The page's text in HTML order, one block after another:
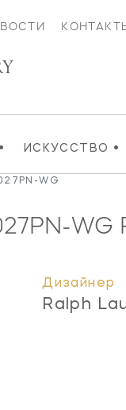
• ИСКУССТВО •
WG
WG
Дизайнер
Ralph